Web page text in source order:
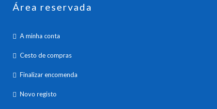
Área reservada
A minha conta
Cesto de compras
Finalizar encomenda
Novo registo